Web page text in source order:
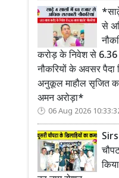
से
करोड़ के निवेश से 6.36
नौकरियों के अवसर पैदा
अनुकूल माहौल सृजित
अमन अरोड़ा*
06 Aug 2026